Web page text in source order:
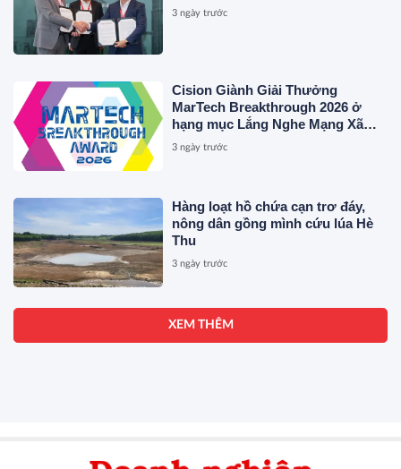
3 ngày trước
Cision Giành Giải Thưởng
MarTech Breakthrough 2026 ở
hạng mục Lắng Nghe Mạng Xã
Hội, Phân Phối Thông Cáo Báo
3 ngày trước
Hàng loạt hồ chứa cạn trơ đáy,
nông dân gồng mình cứu lúa Hè
Thu
3 ngày trước
XEM THÊM